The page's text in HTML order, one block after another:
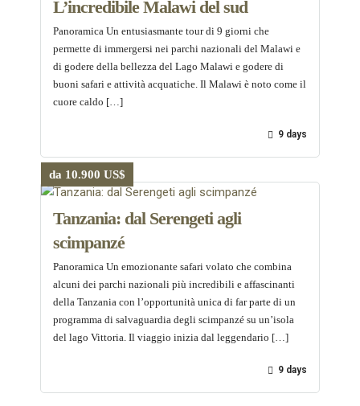
L’incredibile Malawi del sud
Panoramica Un entusiasmante tour di 9 giorni che
permette di immergersi nei parchi nazionali del Malawi e
di godere della bellezza del Lago Malawi e godere di
buoni safari e attività acquatiche. Il Malawi è noto come il
cuore caldo […]
9 days
da 10.900 US$
Tanzania: dal Serengeti agli
scimpanzé
Panoramica Un emozionante safari volato che combina
alcuni dei parchi nazionali più incredibili e affascinanti
della Tanzania con l’opportunità unica di far parte di un
programma di salvaguardia degli scimpanzé su un’isola
del lago Vittoria. Il viaggio inizia dal leggendario […]
9 days